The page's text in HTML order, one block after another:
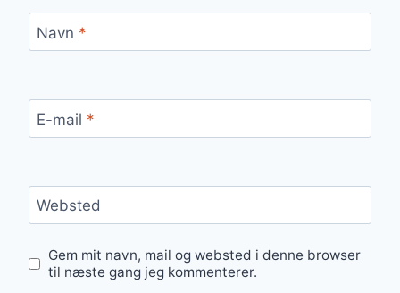
Navn *
E-mail *
Websted
Gem mit navn, mail og websted i denne browser
til næste gang jeg kommenterer.